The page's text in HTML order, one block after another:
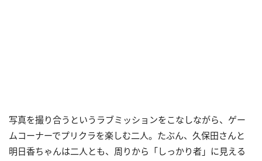
写真を撮り合うというラブミッションをこなしながら、ゲー
ムコーナーでプリクラを楽しむ二人。たぶん、久保田さんと
明日香ちゃんは二人とも、周りから「しっかり者」に見える